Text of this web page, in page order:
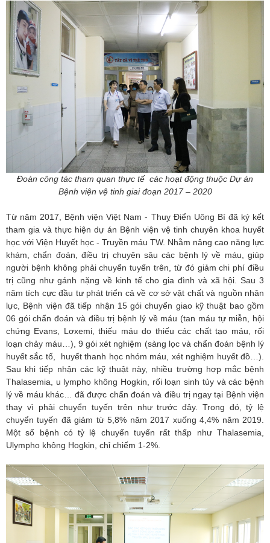
Đoàn công tác tham quan thực tế các hoạt động thuộc Dự án
Bệnh viện vệ tinh giai đoạn 2017 – 2020
Từ năm 2017, Bệnh viện Việt Nam - Thuỵ Điển Uông Bí đã ký kết
tham gia và thực hiện dự án Bệnh viện vệ tinh chuyên khoa huyết
học với Viện Huyết học - Truyền máu TW. Nhằm nâng cao năng lực
khám, chẩn đoán, điều trị chuyên sâu các bệnh lý về máu, giúp
người bệnh không phải chuyển tuyến trên, từ đó giảm chi phí điều
trị cũng như gánh nặng về kinh tế cho gia đình và xã hội. Sau 3
năm tích cực đầu tư phát triển cả về cơ sở vật chất và nguồn nhân
lực, Bệnh viện đã tiếp nhận 15 gói chuyển giao kỹ thuật bao gồm
06 gói chẩn đoán và điều trị bệnh lý về máu (tan máu tự miễn, hội
chứng Evans, Lơxemi, thiếu máu do thiếu các chất tạo máu, rối
loạn chảy máu…), 9 gói xét nghiệm (sàng lọc và chẩn đoán bệnh lý
huyết sắc tố, huyết thanh học nhóm máu, xét nghiệm huyết đồ…).
Sau khi tiếp nhận các kỹ thuật này, nhiều trường hợp mắc bệnh
Thalasemia, u lympho không Hogkin, rối loạn sinh tủy và các bệnh
lý về máu khác… đã được chẩn đoán và điều trị ngay tại Bệnh viện
thay vì phải chuyển tuyến trên như trước đây. Trong đó, tỷ lệ
chuyển tuyến đã giảm từ 5,8% năm 2017 xuống 4,4% năm 2019.
Một số bệnh có tỷ lệ chuyển tuyến rất thấp như Thalasemia,
Ulympho không Hogkin, chỉ chiếm 1-2%.